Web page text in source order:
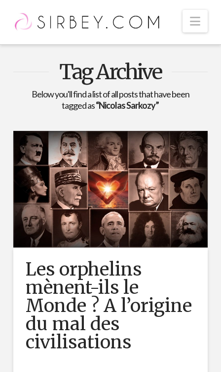
Tag Archive
Below you'll find a list of all posts that have been
tagged as“Nicolas Sarkozy”
Les orphelins
mènent-ils le
Monde ? A l’origine
du mal des
civilisations